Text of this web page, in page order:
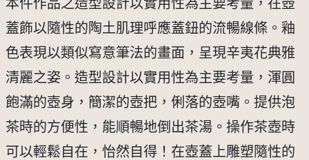
本件作品之造型設計以實用性為主要考量，在壺
蓋飾以隨性的陶土肌理呼應蓋鈕的流暢線條。釉
色表現以類似寫意筆法的畫面，呈現辛夷花典雅
清麗之姿。造型設計以實用性為主要考量，渾圓
飽滿的壺身，簡潔的壺把，俐落的壺嘴。提供泡
茶時的方便性，能順暢地倒出茶湯。操作茶壺時
可以輕鬆自在，怡然自得！在壺蓋上雕塑隨性的